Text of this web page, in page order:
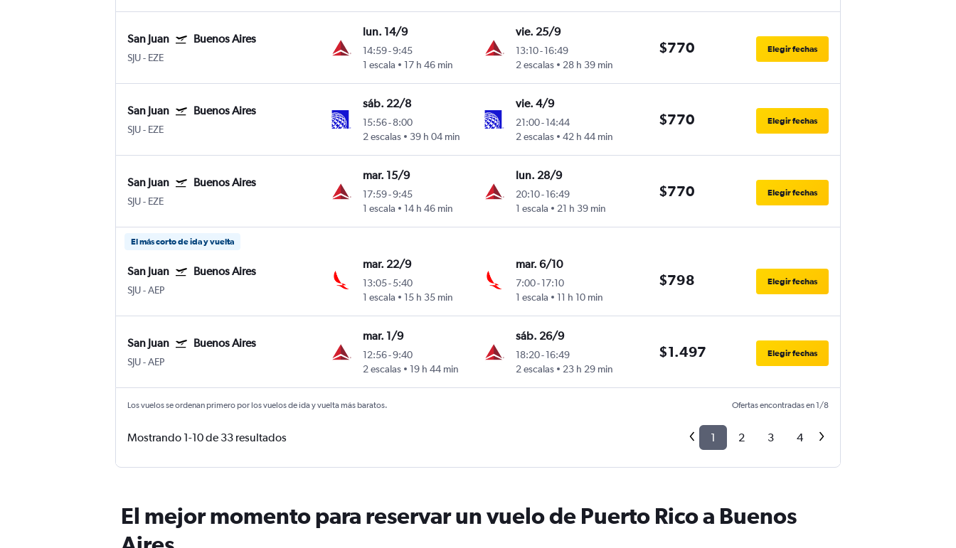
San Juan Buenos Aires
SJU- EZE
lun. 14/9
14:59-9:45
1 escala
17 h 46 min
vie. 25/9
13:10-16:49
2 escalas
28 h 39 min
$770 Elegir fechas
San Juan Buenos Aires
SJU- EZE
sáb. 22/8
15:56-8:00
2 escalas
39 h 04 min
vie. 4/9
21:00-14:44
2 escalas
42 h 44 min
$770 Elegir fechas
San Juan Buenos Aires
SJU- EZE
mar. 15/9
17:59-9:45
1 escala
14 h 46 min
lun. 28/9
20:10-16:49
1 escala
21 h 39 min
$770 Elegir fechas
El más corto de ida y vuelta
San Juan Buenos Aires
SJU-AEP
mar. 22/9
13:05-5:40
1 escala
15 h 35 min
mar. 6/10
7:00-17:10
1 escala
11 h 10 min
$798 Elegir fechas
San Juan Buenos Aires
SJU-AEP
mar. 1/9
12:56-9:40
2 escalas
19 h 44 min
sáb. 26/9
18:20-16:49
2 escalas
23 h 29 min
$1.497 Elegir fechas
Los vuelos se ordenan primero por los vuelos de ida y vuelta más baratos. Ofertas encontradas en 1/8
Mostrando 1-10 de 33 resultados 1 2 3 4
El mejor momento para reservar un vuelo de Puerto Rico a Buenos